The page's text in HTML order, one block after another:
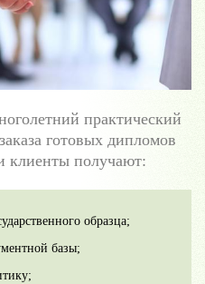
практический
готовых дипломов
клиенты получают:
образца;
базы;